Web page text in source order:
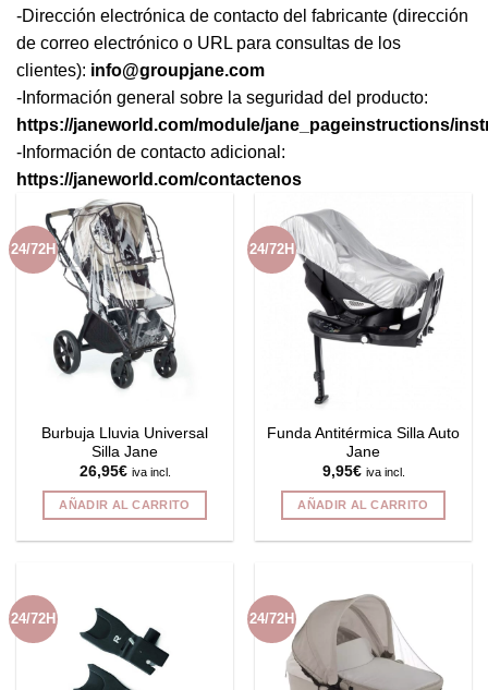
-Dirección electrónica de contacto del fabricante (dirección
de correo electrónico o URL para consultas de los
clientes): info@groupjane.com
-Información general sobre la seguridad del producto:
https://janeworld.com/module/jane_pageinstructions/
-Información de contacto adicional:
https://janeworld.com/contactenos
24/72H
Burbuja Lluvia Universal
Silla Jane
26,95€ iva incl.
AÑADIR AL CARRITO
24/72H
Funda Antitérmica Silla Auto
Jane
9,95€ iva incl.
AÑADIR AL CARRITO
24/72H 24/72H